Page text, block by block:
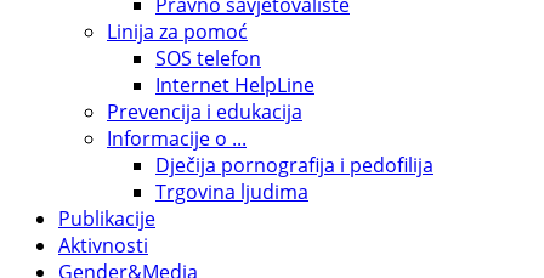
Linija za pomoć
SOS telefon
Internet HelpLine
Prevencija i edukacija
Informacije o ...
Dječija pornografija i pedofilija
Trgovina ljudima
Publikacije
Aktivnosti
Gender&Media